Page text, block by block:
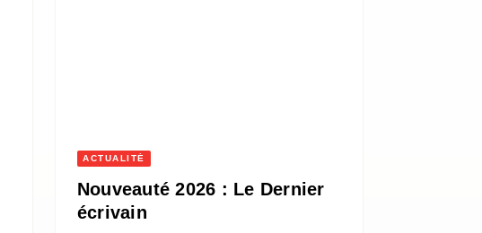
ACTUALITÉ
Nouveauté 2026 : Le Dernier
écrivain